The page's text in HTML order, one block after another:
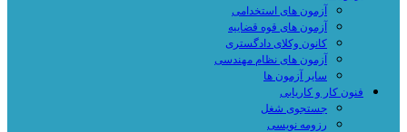
آزمون های استخدامی
آزمون های قوه قضاییه
کانون وکلای دادگستری
آزمون های نظام مهندسی
سایر آزمون ها
فنون کار و کاریابی
جستجوی شغل
رزومه نویسی